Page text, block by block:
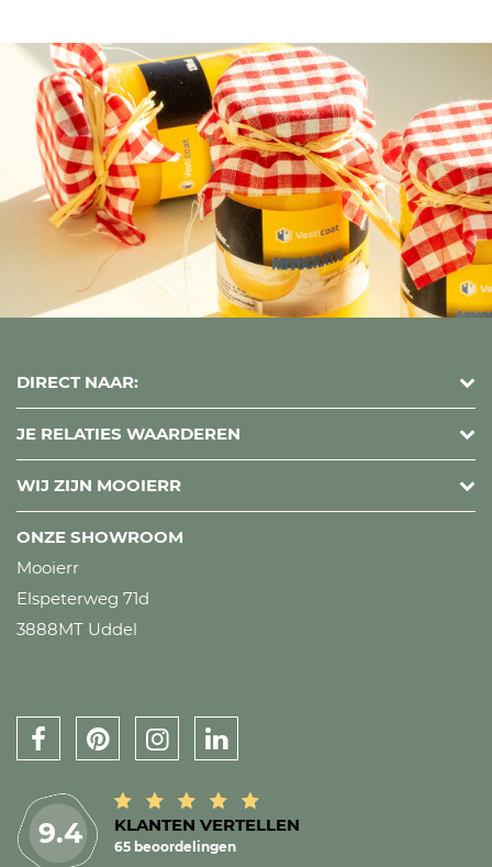
DIRECT NAAR:
JE RELATIES WAARDEREN
WIJ ZIJN MOOIERR
ONZE SHOWROOM
Mooierr
Elspeterweg 71d
3888MT Uddel
9.4 KLANTEN VERTELLEN
65 beoordelingen